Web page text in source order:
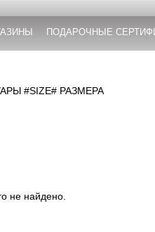
ПОДАРОЧНЫЕ
#SIZE# РАЗМЕРА
не найдено.